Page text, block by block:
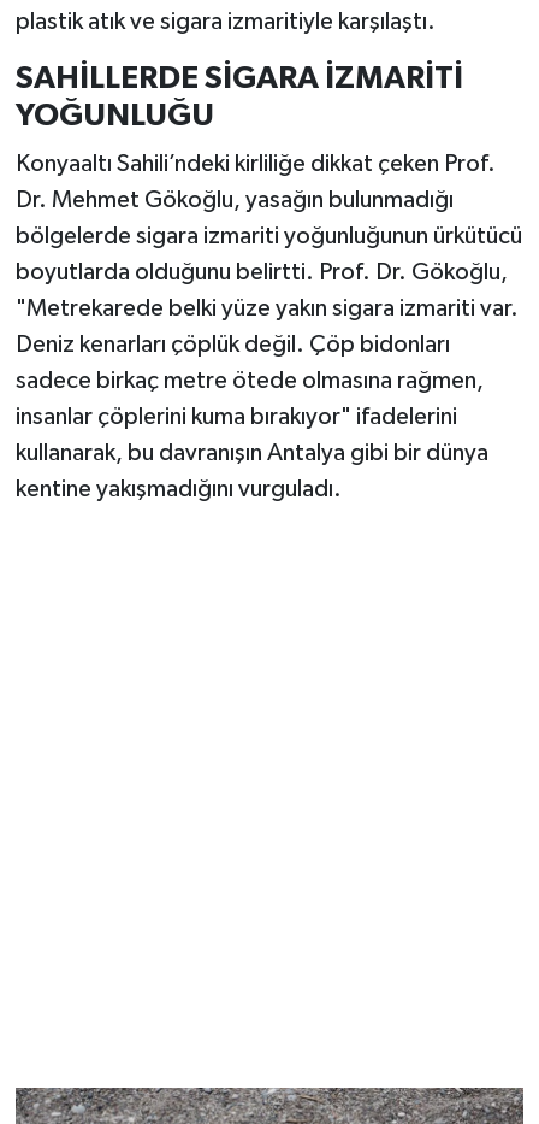
plastik atık ve sigara izmaritiyle karşılaştı.
SAHİLLERDE SİGARA İZMARİTİ
YOĞUNLUĞU
Konyaaltı Sahili’ndeki kirliliğe dikkat çeken Prof.
Dr. Mehmet Gökoğlu, yasağın bulunmadığı
bölgelerde sigara izmariti yoğunluğunun ürkütücü
boyutlarda olduğunu belirtti. Prof. Dr. Gökoğlu,
"Metrekarede belki yüze yakın sigara izmariti var.
Deniz kenarları çöplük değil. Çöp bidonları
sadece birkaç metre ötede olmasına rağmen,
insanlar çöplerini kuma bırakıyor" ifadelerini
kullanarak, bu davranışın Antalya gibi bir dünya
kentine yakışmadığını vurguladı.